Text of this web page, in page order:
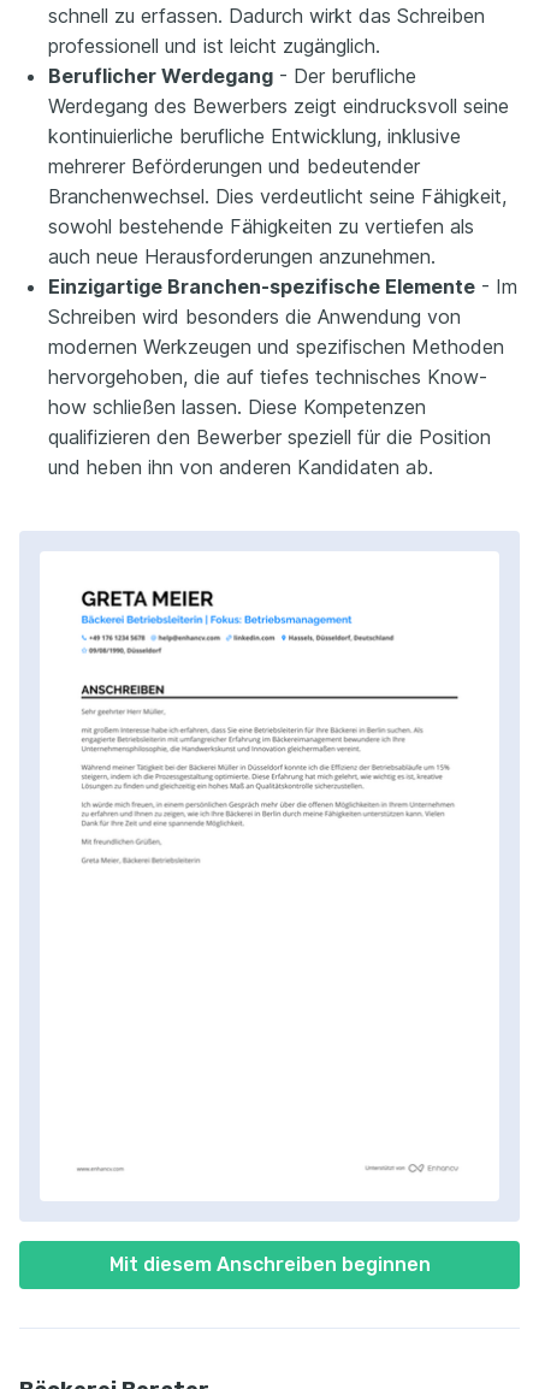
Mit diesem Anschreiben beginnen
schnell zu erfassen. Dadurch wirkt das Schreiben
professionell und ist leicht zugänglich.
Beruflicher Werdegang - Der berufliche
Werdegang des Bewerbers zeigt eindrucksvoll seine
kontinuierliche berufliche Entwicklung, inklusive
mehrerer Beförderungen und bedeutender
Branchenwechsel. Dies verdeutlicht seine Fähigkeit,
sowohl bestehende Fähigkeiten zu vertiefen als
auch neue Herausforderungen anzunehmen.
Einzigartige Branchen-spezifische Elemente - Im
Schreiben wird besonders die Anwendung von
modernen Werkzeugen und spezifischen Methoden
hervorgehoben, die auf tiefes technisches Know-
how schließen lassen. Diese Kompetenzen
qualifizieren den Bewerber speziell für die Position
und heben ihn von anderen Kandidaten ab.